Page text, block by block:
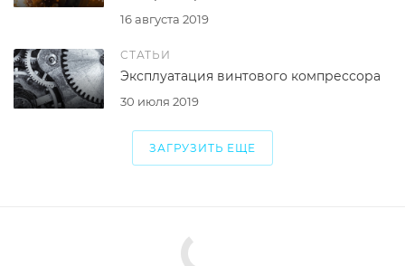
16 августа 2019
СТАТЬИ
30 июля 2019
Эксплуатация винтового компрессора
ЗАГРУЗИТЬ ЕЩЕ